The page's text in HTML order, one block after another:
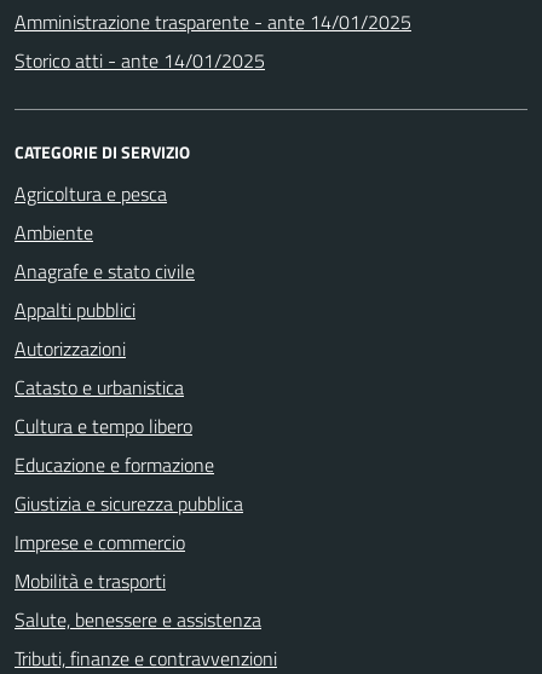
Amministrazione trasparente - ante 14/01/2025
Storico atti - ante 14/01/2025
CATEGORIE DI SERVIZIO
Agricoltura e pesca
Ambiente
Anagrafe e stato civile
Appalti pubblici
Autorizzazioni
Catasto e urbanistica
Cultura e tempo libero
Educazione e formazione
Giustizia e sicurezza pubblica
Imprese e commercio
Mobilità e trasporti
Salute, benessere e assistenza
Tributi, finanze e contravvenzioni